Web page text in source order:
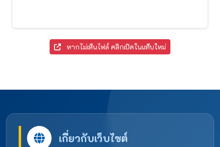
หากไม่เห็นไฟล์ คลิกเปิดในแท็บใหม่
เกี่ยวกับเว็บไซต์